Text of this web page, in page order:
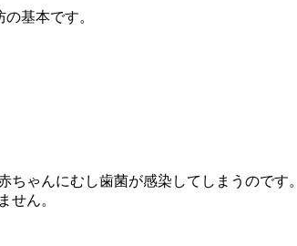
基本です。
ゃんにむし歯菌が感染してしまうのです。
せん。